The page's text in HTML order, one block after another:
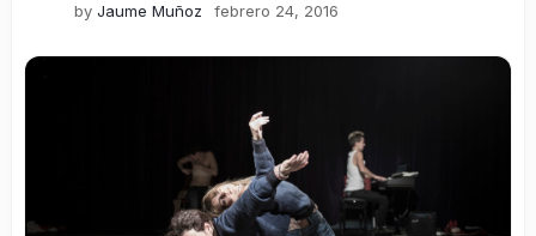
by Jaume Muñoz febrero 24, 2016